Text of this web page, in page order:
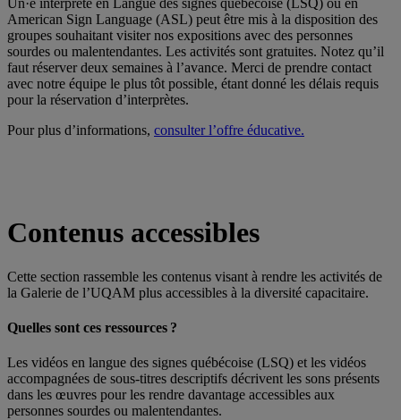
American Sign Language (ASL) peut être mis à la disposition des
groupes souhaitant visiter nos expositions avec des personnes
sourdes ou malentendantes. Les activités sont gratuites. Notez qu’il
faut réserver deux semaines à l’avance. Merci de prendre contact
avec notre équipe le plus tôt possible, étant donné les délais requis
pour la réservation d’interprètes.
Pour plus d’informations, consulter l’offre éducative.
Contenus accessibles
Cette section rassemble les contenus visant à rendre les activités de
la Galerie de l’UQAM plus accessibles à la diversité capacitaire.
Quelles sont ces ressources ?
Les vidéos en langue des signes québécoise (LSQ) et les vidéos
accompagnées de sous-titres descriptifs décrivent les sons présents
dans les œuvres pour les rendre davantage accessibles aux
personnes sourdes ou malentendantes.